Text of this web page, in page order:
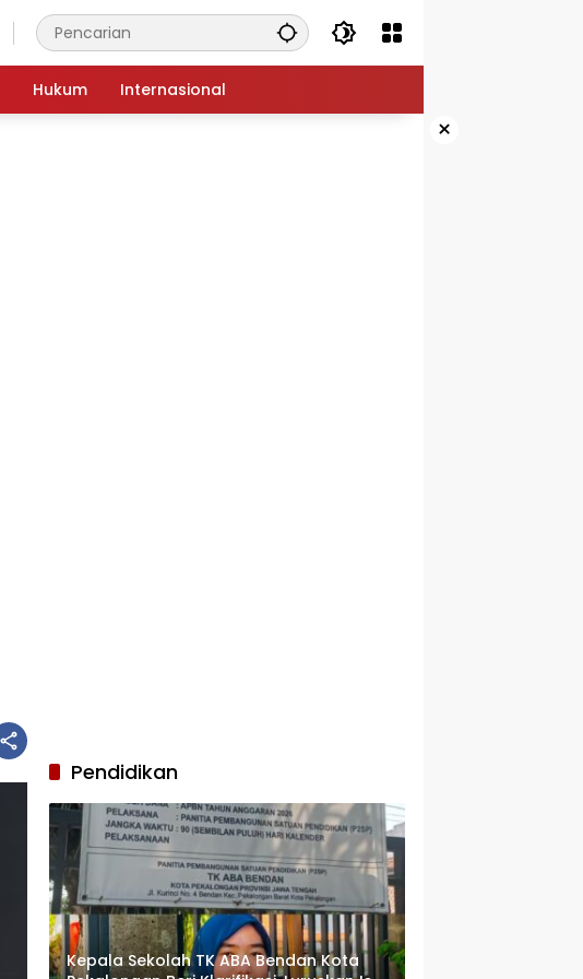
Hukum Internasional
×
Pendidikan
Kepala Sekolah TK ABA Bendan Kota